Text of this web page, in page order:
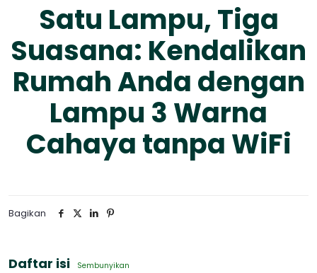
Satu Lampu, Tiga
Suasana: Kendalikan
Rumah Anda dengan
Lampu 3 Warna
Cahaya tanpa WiFi
Bagikan
Daftar isi Sembunyikan